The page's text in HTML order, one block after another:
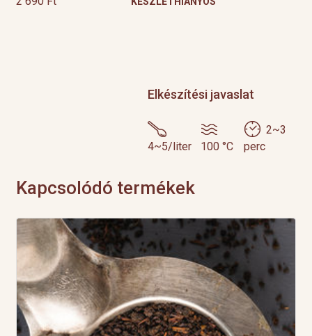
Elkészítési javaslat
4~5/liter 100 °C
2~3
perc
Kapcsolódó termékek